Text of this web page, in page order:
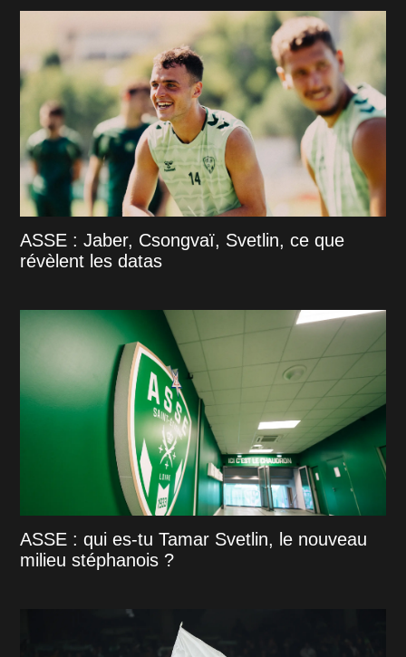
ASSE : Jaber, Csongvaï, Svetlin, ce que
révèlent les datas
ASSE : qui es-tu Tamar Svetlin, le nouveau
milieu stéphanois ?